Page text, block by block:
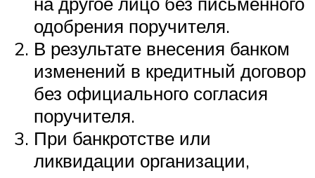
одобрения поручителя.
В результате внесения банком
изменений в кредитный договор
без официального согласия
поручителя.
При банкротстве или
ликвидации организации,